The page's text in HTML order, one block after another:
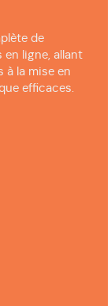
de
ligne, allant
la mise en
efficaces.